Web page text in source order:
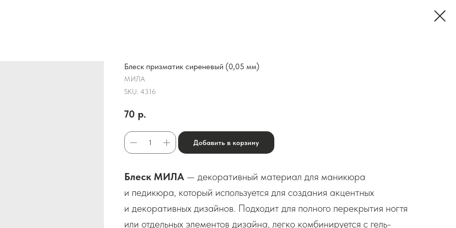
Блеск призматик сиреневый (0,05 мм)
МИЛА
SKU: 4316
70 р.
Добавить в корзину
Блеск МИЛА — декоративный материал для маникюра
и педикюра, который используется для создания акцентных
и декоративных дизайнов. Подходит для полного перекрытия ногтя
или отдельных элементов дизайна, легко комбинируется с гель-